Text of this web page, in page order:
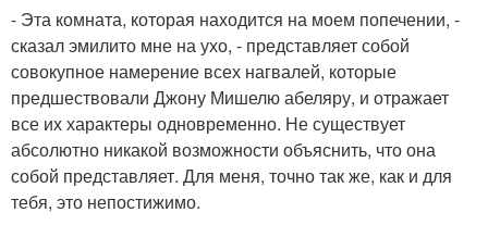
- Эта комната, которая находится на моем попечении, -
сказал эмилито мне на ухо, - представляет собой
совокупное намерение всех нагвалей, которые
предшествовали Джону Мишелю абеляру, и отражает
все их характеры одновременно. Не существует
абсолютно никакой возможности объяснить, что она
собой представляет. Для меня, точно так же, как и для
тебя, это непостижимо.